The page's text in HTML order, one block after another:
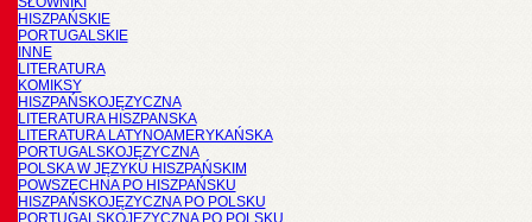
HISZPAŃSKIE
PORTUGALSKIE
INNE
LITERATURA
KOMIKSY
HISZPAŃSKOJĘZYCZNA
LITERATURA HISZPANSKA
LITERATURA LATYNOAMERYKAŃSKA
PORTUGALSKOJĘZYCZNA
POLSKA W JĘZYKU HISZPAŃSKIM
POWSZECHNA PO HISZPAŃSKU
HISZPAŃSKOJĘZYCZNA PO POLSKU
PORTUGALSKOJĘZYCZNA PO POLSKU